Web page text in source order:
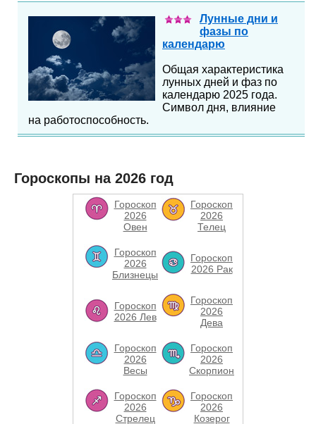
Лунные дни и
фазы по
календарю
Общая характеристика
лунных дней и фаз по
календарю 2025 года.
Символ дня, влияние
на работоспособность.
Гороскопы на 2026 год
Гороскоп
2026
Овен
Гороскоп
2026
Телец
Гороскоп
2026
Близнецы
Гороскоп
2026 Рак
Гороскоп
2026 Лев
Гороскоп
2026
Дева
Гороскоп
2026
Весы
Гороскоп
2026
Скорпион
Гороскоп
2026
Стрелец
Гороскоп
2026
Козерог